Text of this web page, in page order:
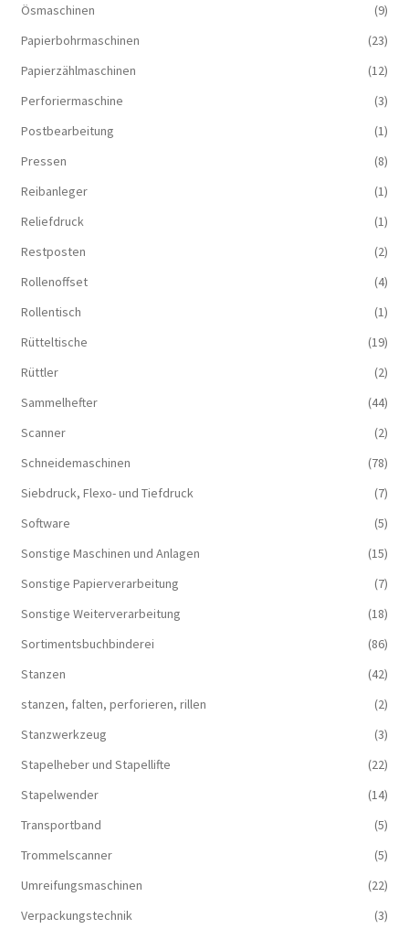
Ösmaschinen
(9)
Papierbohrmaschinen
(23)
Papierzählmaschinen
(12)
Perforiermaschine
(3)
Postbearbeitung
(1)
Pressen
(8)
Reibanleger
(1)
Reliefdruck
(1)
Restposten
(2)
Rollenoffset
(4)
Rollentisch
(1)
Rütteltische
(19)
Rüttler
(2)
Sammelhefter
(44)
Scanner
(2)
Schneidemaschinen
(78)
Siebdruck, Flexo- und Tiefdruck
(7)
Software
(5)
Sonstige Maschinen und Anlagen
(15)
Sonstige Papierverarbeitung
(7)
Sonstige Weiterverarbeitung
(18)
Sortimentsbuchbinderei
(86)
Stanzen
(42)
stanzen, falten, perforieren, rillen
(2)
Stanzwerkzeug
(3)
Stapelheber und Stapellifte
(22)
Stapelwender
(14)
Transportband
(5)
Trommelscanner
(5)
Umreifungsmaschinen
(22)
Verpackungstechnik
(3)